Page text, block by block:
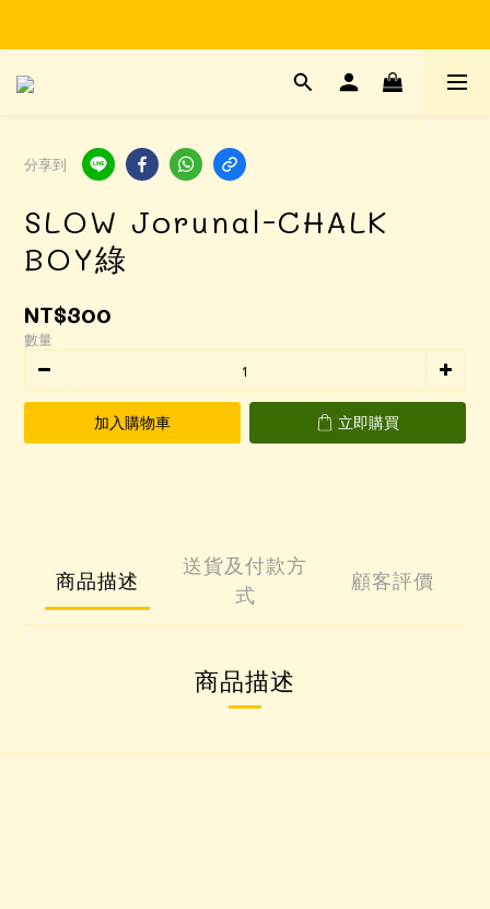
Time to enjoy STATIONERY!
分享到
SLOW Jorunal-CHALK
BOY綠
NT$300
數量
加入購物車 立即購買
商品描述
送貨及付款方
式
顧客評價
商品描述